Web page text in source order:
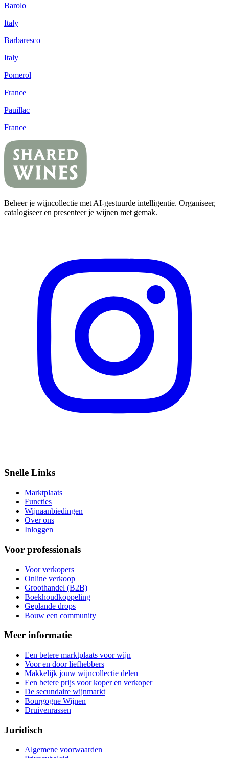
Barolo
Italy
Barbaresco
Italy
Pomerol
France
Pauillac
France
Beheer je wijncollectie met AI-gestuurde intelligentie. Organiseer,
catalogiseer en presenteer je wijnen met gemak.
Snelle Links
Marktplaats
Functies
Wijnaanbiedingen
Over ons
Inloggen
Voor professionals
Voor verkopers
Online verkoop
Groothandel (B2B)
Boekhoudkoppeling
Geplande drops
Bouw een community
Meer informatie
Een betere marktplaats voor wijn
Voor en door liefhebbers
Makkelijk jouw wijncollectie delen
Een betere prijs voor koper en verkoper
De secundaire wijnmarkt
Bourgogne Wijnen
Druivenrassen
Juridisch
Algemene voorwaarden